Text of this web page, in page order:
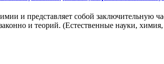
и представляет собой заключительную
и теорий. (Естественные науки,